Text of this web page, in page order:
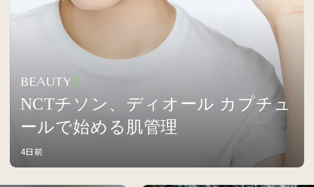
BEAUTY
NCTチソン、ディオール カプチュ
ールで始める肌管理
4日前